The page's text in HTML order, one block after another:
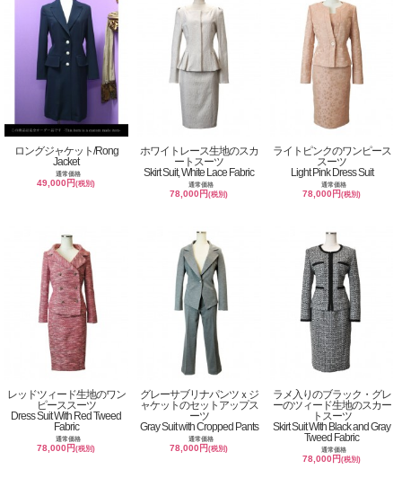
ロングジャケット/Rong
Jacket
通常価格
49,000円(税別)
ホワイトレース生地のスカ
ートスーツ
Skirt Suit, White Lace Fabric
通常価格
78,000円(税別)
ライトピンクのワンピース
スーツ
Light Pink Dress Suit
通常価格
78,000円(税別)
レッドツィード生地のワン
ピーススーツ
Dress Suit With Red Tweed
Fabric
通常価格
78,000円(税別)
グレーサブリナパンツｘジ
ャケットのセットアップス
ーツ
Gray Suit with Cropped Pants
通常価格
78,000円(税別)
ラメ入りのブラック・グレ
ーのツィード生地のスカー
トスーツ
Skirt Suit With Black and Gray
Tweed Fabric
通常価格
78,000円(税別)